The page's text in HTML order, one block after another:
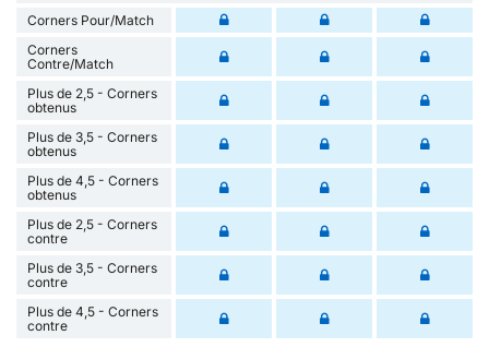
Corners Pour/Match
Corners
Contre/Match
Plus de 2,5 - Corners
obtenus
Plus de 3,5 - Corners
obtenus
Plus de 4,5 - Corners
obtenus
Plus de 2,5 - Corners
contre
Plus de 3,5 - Corners
contre
Plus de 4,5 - Corners
contre